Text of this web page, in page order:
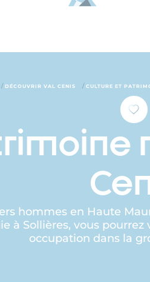
/ DÉCOUVRIR VAL CENIS / CULTURE ET
hommes en Haute
à Sollières, vous
occupation dans la